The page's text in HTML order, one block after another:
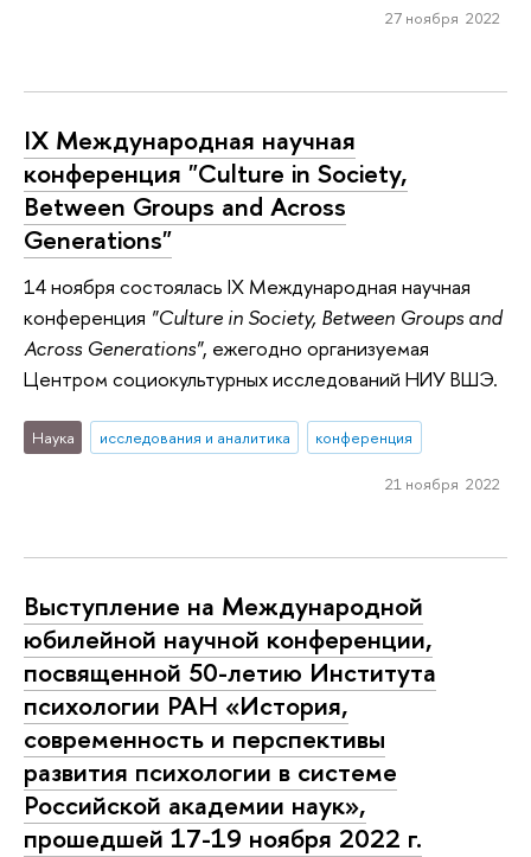
27 ноября 2022
IX Международная научная
конференция "Culture in Society,
Between Groups and Across
Generations"
14 ноября состоялась IX Международная научная
конференция "Culture in Society, Between Groups and
Across Generations", ежегодно организуемая
Центром социокультурных исследований НИУ ВШЭ.
Наука исследования и аналитика конференция
21 ноября 2022
Выступление на Международной
юбилейной научной конференции,
посвященной 50-летию Института
психологии РАН «История,
современность и перспективы
развития психологии в системе
Российской академии наук»,
прошедшей 17-19 ноября 2022 г.